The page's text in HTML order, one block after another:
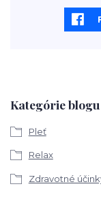
Kategórie blogu
Pleť
Relax
Zdravotné